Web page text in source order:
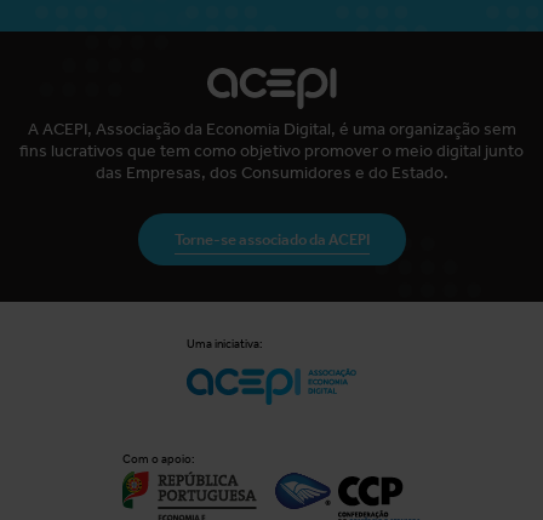
A ACEPI, Associação da Economia Digital, é uma organização sem
fins lucrativos que tem como objetivo promover o meio digital junto
das Empresas, dos Consumidores e do Estado.
Torne-se associado da ACEPI
Uma iniciativa:
Com o apoio: